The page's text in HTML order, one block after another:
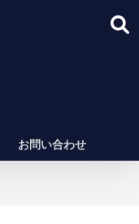
お問い合わせ